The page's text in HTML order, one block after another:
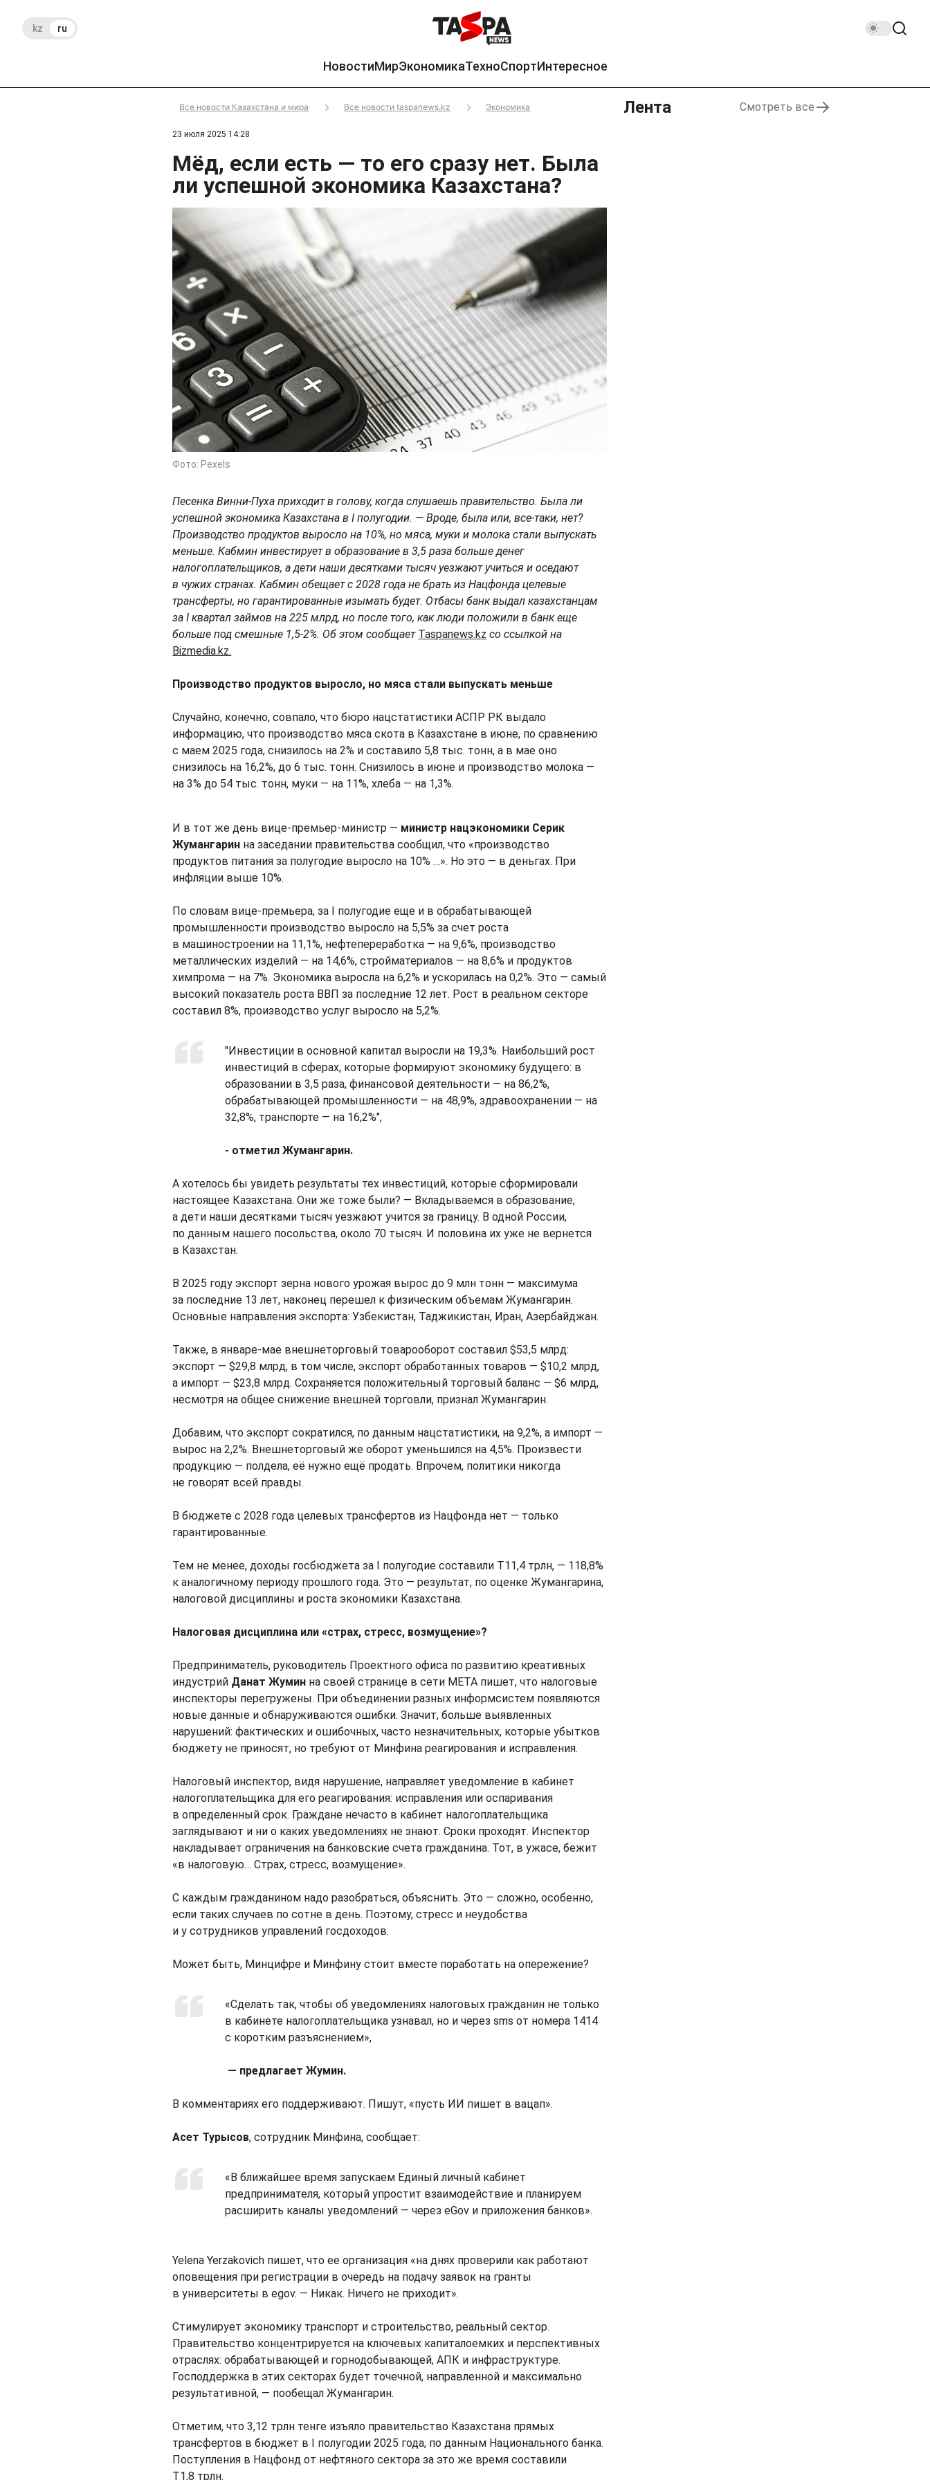
kz ru
НовостиМирЭкономикаТехноСпортИнтересное
Все новости Казахстана и мира Все новости taspanews.kz Экономика
23 июля 2025 14:28
Мёд, если есть — то его сразу нет. Была
ли успешной экономика Казахстана?
Фото: Pexels
Песенка Винни-Пуха приходит в голову, когда слушаешь правительство. Была ли
успешной экономика Казахстана в I полугодии. — Вроде, была или, все-таки, нет?
Производство продуктов выросло на 10%, но мяса, муки и молока стали выпускать
меньше. Кабмин инвестирует в образование в 3,5 раза больше денег
налогоплательщиков, а дети наши десятками тысяч уезжают учиться и оседают
в чужих странах. Кабмин обещает с 2028 года не брать из Нацфонда целевые
трансферты, но гарантированные изымать будет. Отбасы банк выдал казахстанцам
за I квартал займов на 225 млрд, но после того, как люди положили в банк еще
больше под смешные 1,5-2%. Об этом сообщает Taspanews.kz со ссылкой на
Bizmedia.kz.
Производство продуктов выросло, но мяса стали выпускать меньше
Случайно, конечно, совпало, что бюро нацстатистики АСПР РК выдало
информацию, что производство мяса скота в Казахстане в июне, по сравнению
с маем 2025 года, снизилось на 2% и составило 5,8 тыс. тонн, а в мае оно
снизилось на 16,2%, до 6 тыс. тонн. Снизилось в июне и производство молока —
на 3% до 54 тыс. тонн, муки — на 11%, хлеба — на 1,3%.
И в тот же день вице-премьер-министр — министр нацэкономики Серик
Жумангарин на заседании правительства сообщил, что «производство
продуктов питания за полугодие выросло на 10% …». Но это — в деньгах. При
инфляции выше 10%.
По словам вице-премьера, за I полугодие еще и в обрабатывающей
промышленности производство выросло на 5,5% за счет роста
в машиностроении на 11,1%, нефтепереработка — на 9,6%, производство
металлических изделий — на 14,6%, стройматериалов — на 8,6% и продуктов
химпрома — на 7%. Экономика выросла на 6,2% и ускорилась на 0,2%. Это — самый
высокий показатель роста ВВП за последние 12 лет. Рост в реальном секторе
составил 8%, производство услуг выросло на 5,2%.
"Инвестиции в основной капитал выросли на 19,3%. Наибольший рост
инвестиций в сферах, которые формируют экономику будущего: в
образовании в 3,5 раза, финансовой деятельности — на 86,2%,
обрабатывающей промышленности — на 48,9%, здравоохранении — на
32,8%, транспорте — на 16,2%",
- отметил Жумангарин.
А хотелось бы увидеть результаты тех инвестиций, которые сформировали
настоящее Казахстана. Они же тоже были? — Вкладываемся в образование,
а дети наши десятками тысяч уезжают учится за границу. В одной России,
по данным нашего посольства, около 70 тысяч. И половина их уже не вернется
в Казахстан.
В 2025 году экспорт зерна нового урожая вырос до 9 млн тонн — максимума
за последние 13 лет, наконец перешел к физическим объемам Жумангарин.
Основные направления экспорта: Узбекистан, Таджикистан, Иран, Азербайджан.
Также, в январе-мае внешнеторговый товарооборот составил $53,5 млрд:
экспорт — $29,8 млрд, в том числе, экспорт обработанных товаров — $10,2 млрд,
а импорт — $23,8 млрд. Сохраняется положительный торговый баланс — $6 млрд,
несмотря на общее снижение внешней торговли, признал Жумангарин.
Добавим, что экспорт сократился, по данным нацстатистики, на 9,2%, а импорт —
вырос на 2,2%. Внешнеторговый же оборот уменьшился на 4,5%. Произвести
продукцию — полдела, её нужно ещё продать. Впрочем, политики никогда
не говорят всей правды.
В бюджете с 2028 года целевых трансфертов из Нацфонда нет — только
гарантированные.
Тем не менее, доходы госбюджета за I полугодие составили Т11,4 трлн, — 118,8%
к аналогичному периоду прошлого года. Это — результат, по оценке Жумангарина,
налоговой дисциплины и роста экономики Казахстана.
Налоговая дисциплина или «страх, стресс, возмущение»?
Предприниматель, руководитель Проектного офиса по развитию креативных
индустрий Данат Жумин на своей странице в сети META пишет, что налоговые
инспекторы перегружены. При объединении разных информсистем появляются
новые данные и обнаруживаются ошибки. Значит, больше выявленных
нарушений: фактических и ошибочных, часто незначительных, которые убытков
бюджету не приносят, но требуют от Минфина реагирования и исправления.
Налоговый инспектор, видя нарушение, направляет уведомление в кабинет
налогоплательщика для его реагирования: исправления или оспаривания
в определенный срок. Граждане нечасто в кабинет налогоплательщика
заглядывают и ни о каких уведомлениях не знают. Сроки проходят. Инспектор
накладывает ограничения на банковские счета гражданина. Тот, в ужасе, бежит
«в налоговую… Страх, стресс, возмущение».
С каждым гражданином надо разобраться, объяснить. Это — сложно, особенно,
если таких случаев по сотне в день. Поэтому, стресс и неудобства
и у сотрудников управлений госдоходов.
Может быть, Минцифре и Минфину стоит вместе поработать на опережение?
«Сделать так, чтобы об уведомлениях налоговых гражданин не только
в кабинете налогоплательщика узнавал, но и через sms от номера 1414
с коротким разъяснением»,
— предлагает Жумин.
В комментариях его поддерживают. Пишут, «пусть ИИ пишет в вацап».
Асет Турысов, сотрудник Минфина, сообщает:
«В ближайшее время запускаем Единый личный кабинет
предпринимателя, который упростит взаимодействие и планируем
расширить каналы уведомлений — через eGov и приложения банков».
Yelena Yerzakovich пишет, что ее организация «на днях проверили как работают
оповещения при регистрации в очередь на подачу заявок на гранты
в университеты в egov. — Никак. Ничего не приходит».
Стимулирует экономику транспорт и строительство, реальный сектор.
Правительство концентрируется на ключевых капиталоемких и перспективных
отраслях: обрабатывающей и горнодобывающей, АПК и инфраструктуре.
Господдержка в этих секторах будет точечной, направленной и максимально
результативной, — пообещал Жумангарин.
Отметим, что 3,12 трлн тенге изъяло правительство Казахстана прямых
трансфертов в бюджет в I полугодии 2025 года, по данным Национального банка.
Поступления в Нацфонд от нефтяного сектора за это же время составили
Т1,8 трлн.
Лента Смотреть все